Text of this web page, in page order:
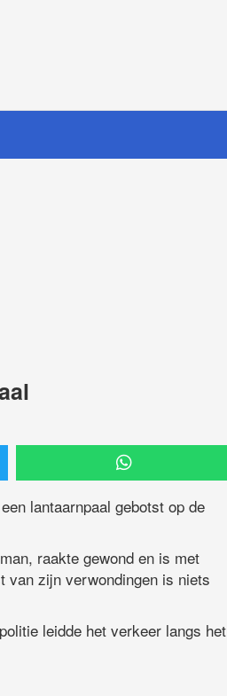
lantaarnpaal gebotst op de
raakte gewond en is met
van zijn verwondingen is niets
leidde het verkeer langs het